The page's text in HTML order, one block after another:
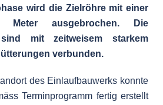
wird die Zielröhre mit einer
ausgebrochen. Die
sind mit zeitweisem starkem
verbunden.
des Einlaufbauwerks konnte
Terminprogramm fertig erstellt